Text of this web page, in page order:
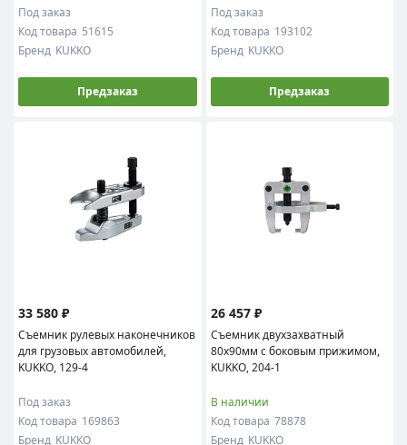
Под заказ
Код товара 51615
Бренд KUKKO
Предзаказ
Под заказ
Код товара 193102
Бренд KUKKO
Предзаказ
33 580 ₽
Съемник рулевых наконечников
для грузовых автомобилей,
KUKKO, 129-4
Под заказ
Код товара 169863
Бренд KUKKO
26 457 ₽
Съемник двухзахватный
80х90мм с боковым прижимом,
KUKKO, 204-1
В наличии
Код товара 78878
Бренд KUKKO